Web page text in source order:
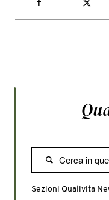

Sezioni Qualivita